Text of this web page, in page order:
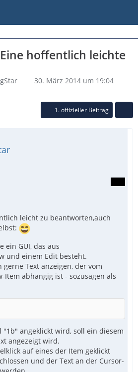
hoffentlich leichte
30. März 2014 um 19:04
1. offizieller Beitrag
leicht zu beantworten,auch
ein GUI, das aus
und einem Edit besteht.
Text anzeigen, der vom
Item abhängig ist - sozusagen als
"1b" angeklickt wird, soll ein diesem
angezeigt wird.
auf eines der Item geklickt
und der Text an der Cursor-